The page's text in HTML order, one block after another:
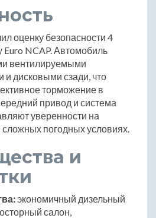
оценку безопасности 4
Euro NCAP. Автомобиль
вентилируемыми
и дисковыми сзади, что
торможение в
привод и система
уверенности на
сложных погодных условиях.
и
экономичный дизельный
салон,